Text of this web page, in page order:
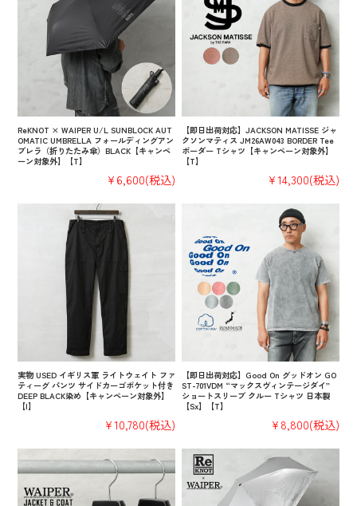
ReKNOT × WAIPER U/L SUNBLOCK AUT
OMATIC UMBRELLA フォールディングアン
ブレラ（折りたたみ傘）BLACK【キャンペ
ーン対象外】【T】
¥6,600(税込)
【即日出荷対応】JACKSON MATISSE ジャ
クソンマティス JM26AW043 BORDER Tee
ボーダー Tシャツ【キャンペーン対象外】
【T】
¥14,300(税込)
実物 USED イギリス軍 ライトウェイト ファ
ティーグ パンツ サイドカーゴポケット付き
DEEP BLACK染め【キャンペーン対象外】
【I】
¥10,780(税込)
【即日出荷対応】Good On グッドオン GO
ST-701VDM “マックスヴィンテージダイ”
ショートスリーブ クルー Tシャツ 日本製
【Sx】【T】
¥8,800(税込)